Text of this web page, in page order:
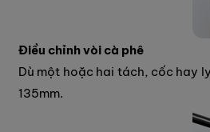
Điều chỉnh vòi cà phê
Dù một hoặc hai tách, cốc hay
135mm.